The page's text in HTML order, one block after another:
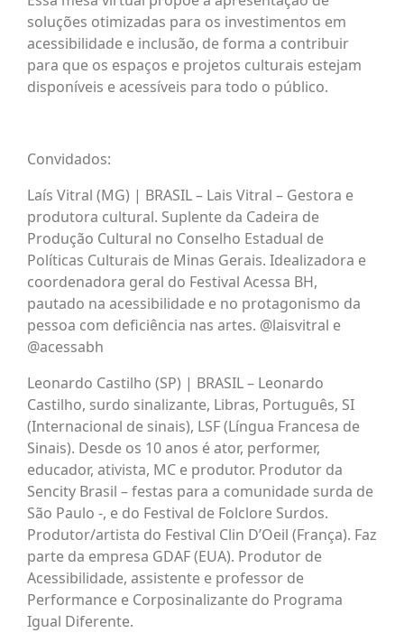
soluções otimizadas para os investimentos em
acessibilidade e inclusão, de forma a contribuir
para que os espaços e projetos culturais estejam
disponíveis e acessíveis para todo o público.
Convidados:
Laís Vitral (MG) | BRASIL – Lais Vitral – Gestora e
produtora cultural. Suplente da Cadeira de
Produção Cultural no Conselho Estadual de
Políticas Culturais de Minas Gerais. Idealizadora e
coordenadora geral do Festival Acessa BH,
pautado na acessibilidade e no protagonismo da
pessoa com deficiência nas artes. @laisvitral e
@acessabh
Leonardo Castilho (SP) | BRASIL – Leonardo
Castilho, surdo sinalizante, Libras, Português, SI
(Internacional de sinais), LSF (Língua Francesa de
Sinais). Desde os 10 anos é ator, performer,
educador, ativista, MC e produtor. Produtor da
Sencity Brasil – festas para a comunidade surda de
São Paulo -, e do Festival de Folclore Surdos.
Produtor/artista do Festival Clin D’Oeil (França). Faz
parte da empresa GDAF (EUA). Produtor de
Acessibilidade, assistente e professor de
Performance e Corposinalizante do Programa
Igual Diferente.